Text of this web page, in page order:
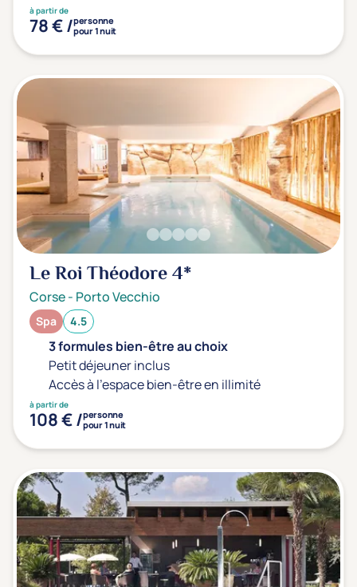
à partir de
78 € /personne
pour 1 nuit
Le Roi Théodore4*
Corse- Porto Vecchio
Spa 4.5
3 formules bien-être au choix
Petit déjeuner inclus
Accès à l'espace bien-être en illimité
à partir de
108 € /personne
pour 1 nuit